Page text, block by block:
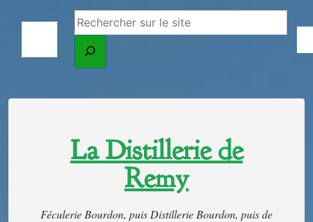
La Distillerie de
Remy
Féculerie Bourdon, puis Distillerie Bourdon, puis de